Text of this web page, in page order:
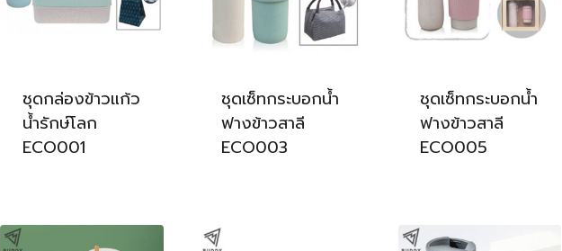
ชุดกล่องข้าวแก้ว
น้ำรักษ์โลก
ECO001
ชุดเซ็ทกระบอกน้ำ
ฟางข้าวสาลี
ECO003
ชุดเซ็ทกระบอกน้ำ
ฟางข้าวสาลี
ECO005